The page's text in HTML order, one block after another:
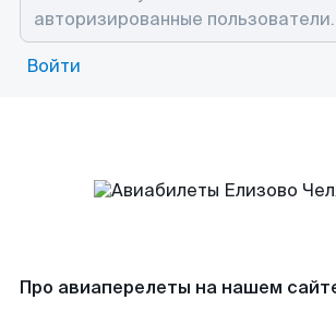
Войти
Про авиаперелеты на нашем